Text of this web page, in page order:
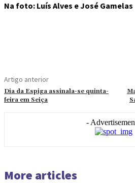
Na foto: Luís Alves e José Gamelas
Artigo anterior
Dia da Espiga assinala-se quinta-
feira em Seiça
-
More articles